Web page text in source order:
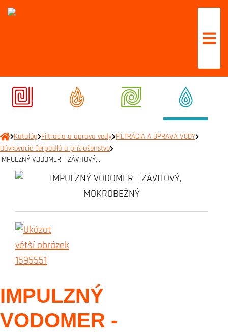
Katalóg Filtrácia a úprava vody FILTRÁCIA A ÚPRAVA VODY
Dávkovacie čerpadlá a príslušenstvo
IMPULZNÝ VODOMER - ZÁVITOVÝ,…
IMPULZNÝ
VODOMER -